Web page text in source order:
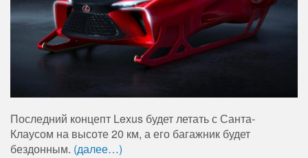
Последний концепт Lexus будет летать с Санта-
Клаусом на высоте 20 км, а его багажник будет
бездонным. (далее…)